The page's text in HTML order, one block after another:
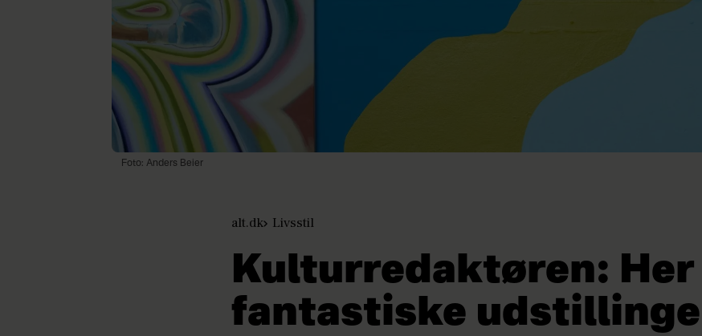
Foto: Anders Beier
alt.dk Livsstil
Kulturredaktøren: Her
fantastiske